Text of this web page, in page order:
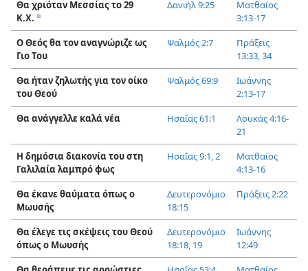
Θα χριόταν Μεσσίας το 29
Κ.Χ. d
Δανιήλ 9:25
Ματθαίος
3:13-17
Ο Θεός θα τον αναγνώριζε ως
Γιο Του
Ψαλμός 2:7
Πράξεις
13:33, 34
Θα ήταν ζηλωτής για τον οίκο
του Θεού
Ψαλμός 69:9
Ιωάννης
2:13-17
Θα ανάγγελλε καλά νέα
Ησαΐας 61:1
Λουκάς 4:16-
21
Η δημόσια διακονία του στη
Γαλιλαία λαμπρό φως
Ησαΐας 9:1, 2
Ματθαίος
4:13-16
Θα έκανε θαύματα όπως ο
Μωυσής
Δευτερονόμιο
18:15
Πράξεις 2:22
Θα έλεγε τις σκέψεις του Θεού
όπως ο Μωυσής
Δευτερονόμιο
18:18, 19
Ιωάννης
12:49